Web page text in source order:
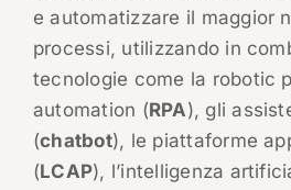
e automatizzare il maggior
processi, utilizzando in
tecnologie come la robotic
automation (RPA), gli
(chatbot), le piattaforme
(LCAP), l’intelligenza